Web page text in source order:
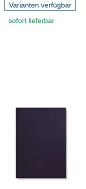
Varianten verfügbar
sofort lieferbar